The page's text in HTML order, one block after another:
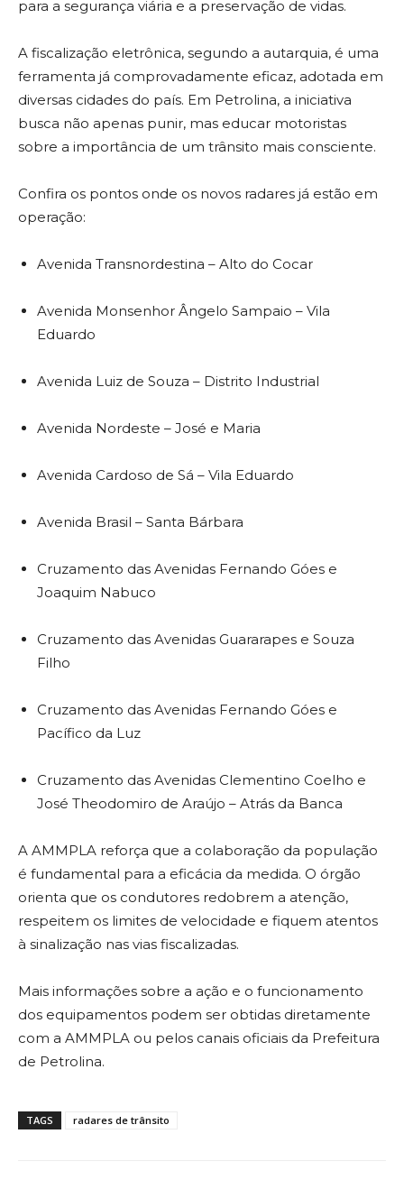
para a segurança viária e a preservação de vidas.
A fiscalização eletrônica, segundo a autarquia, é uma
ferramenta já comprovadamente eficaz, adotada em
diversas cidades do país. Em Petrolina, a iniciativa
busca não apenas punir, mas educar motoristas
sobre a importância de um trânsito mais consciente.
Confira os pontos onde os novos radares já estão em
operação:
Avenida Transnordestina – Alto do Cocar
Avenida Monsenhor Ângelo Sampaio – Vila
Eduardo
Avenida Luiz de Souza – Distrito Industrial
Avenida Nordeste – José e Maria
Avenida Cardoso de Sá – Vila Eduardo
Avenida Brasil – Santa Bárbara
Cruzamento das Avenidas Fernando Góes e
Joaquim Nabuco
Cruzamento das Avenidas Guararapes e Souza
Filho
Cruzamento das Avenidas Fernando Góes e
Pacífico da Luz
Cruzamento das Avenidas Clementino Coelho e
José Theodomiro de Araújo – Atrás da Banca
A AMMPLA reforça que a colaboração da população
é fundamental para a eficácia da medida. O órgão
orienta que os condutores redobrem a atenção,
respeitem os limites de velocidade e fiquem atentos
à sinalização nas vias fiscalizadas.
Mais informações sobre a ação e o funcionamento
dos equipamentos podem ser obtidas diretamente
com a AMMPLA ou pelos canais oficiais da Prefeitura
de Petrolina.
TAGS radares de trânsito